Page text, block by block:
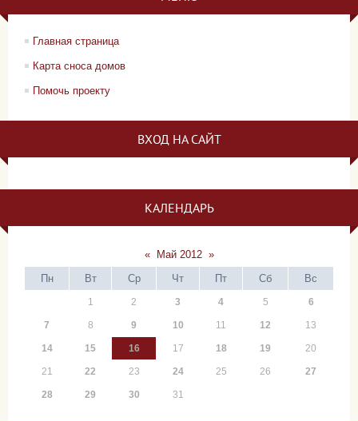
Главная страница
Карта сноса домов
Помочь проекту
ВХОД НА САЙТ
КАЛЕНДАРЬ
« Май 2012 »
Пн
Вт Ср Чт Пт Сб Вс
1 2 3 4 5 6
7 8 9 10 11 12 13
14 15 16 17 18 19 20
21 22 23 24 25 26 27
28 29 30 31